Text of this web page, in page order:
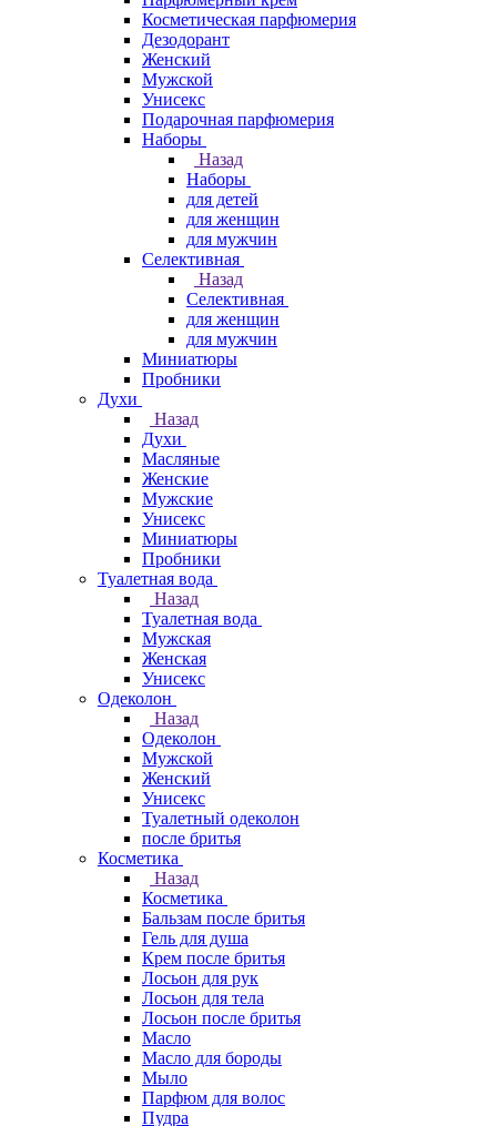
Косметическая парфюмерия
Дезодорант
Женский
Мужской
Унисекс
Подарочная парфюмерия
Наборы
Назад
Наборы
для детей
для женщин
для мужчин
Селективная
Назад
Селективная
для женщин
для мужчин
Миниатюры
Пробники
Духи
Назад
Духи
Масляные
Женские
Мужские
Унисекс
Миниатюры
Пробники
Туалетная вода
Назад
Туалетная вода
Мужская
Женская
Унисекс
Одеколон
Назад
Одеколон
Мужской
Женский
Унисекс
Туалетный одеколон
после бритья
Косметика
Назад
Косметика
Бальзам после бритья
Гель для душа
Крем после бритья
Лосьон для рук
Лосьон для тела
Лосьон после бритья
Масло
Масло для бороды
Мыло
Парфюм для волос
Пудра